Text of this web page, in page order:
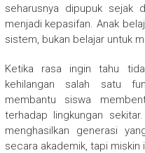
seharusnya dipupuk sejak
menjadi kepasifan. Anak
sistem, bukan belajar untuk
Ketika rasa ingin tahu
kehilangan salah satu
membantu siswa
terhadap lingkungan
menghasilkan generasi
secara akademik, tapi miskin